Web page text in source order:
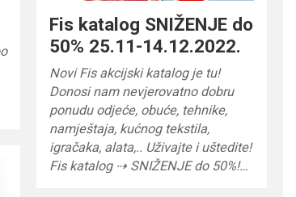
Fis katalog SNIŽENJE do
50% 25.11-14.12.2022.
Novi Fis akcijski katalog je tu!
Donosi nam nevjerovatno dobru
ponudu odjeće, obuće, tehnike,
namještaja, kućnog tekstila,
igračaka, alata,.. Uživajte i uštedite!
Fis katalog ⇢ SNIŽENJE do 50%!…